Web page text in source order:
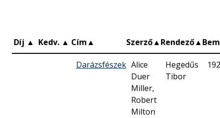
Díj ▲ Kedv. ▲ Cím▲ Szerző▲Rendező▲
Darázsfészek Alice
Duer
Miller,
Robert
Milton
Hegedűs
Tibor